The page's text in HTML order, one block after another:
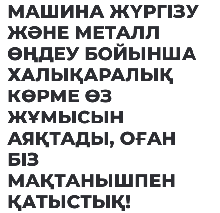
МАШИНА ЖҮРГІЗУ
ЖӘНЕ МЕТАЛЛ
ӨҢДЕУ БОЙЫНША
ХАЛЫҚАРАЛЫҚ
КӨРМЕ ӨЗ
ЖҰМЫСЫН
АЯҚТАДЫ, ОҒАН
БІЗ
МАҚТАНЫШПЕН
ҚАТЫСТЫҚ!